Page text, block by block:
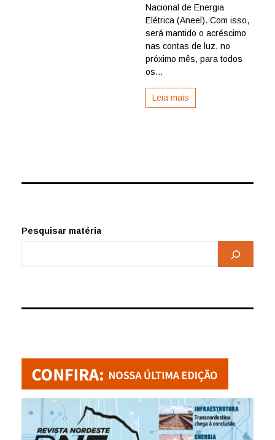
bandeira
amarela
junho
Nacional de Energia
Elétrica (Aneel). Com isso,
será mantido o acréscimo
nas contas de luz, no
próximo mês, para todos
os...
Leia mais
Pesquisar matéria